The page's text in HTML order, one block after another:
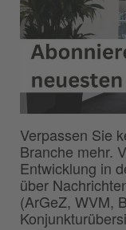
Verpassen Sie
Branche mehr.
Entwicklung in
über
(ArGeZ, WVM,